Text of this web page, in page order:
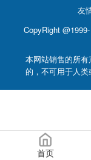
友
CopyRight
本网站销售的所
的，不可用于人类
首页